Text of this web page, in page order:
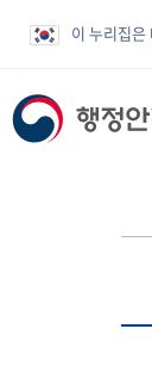
이 누리집은